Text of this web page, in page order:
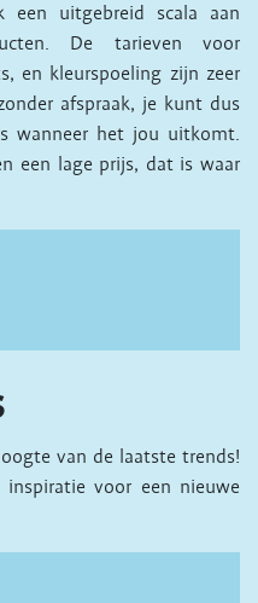
een uitgebreid scala aan
De tarieven voor
en kleurspoeling zijn zeer
afspraak, je kunt dus
wanneer het jou uitkomt.
een lage prijs, dat is waar
van de laatste trends!
voor een nieuwe